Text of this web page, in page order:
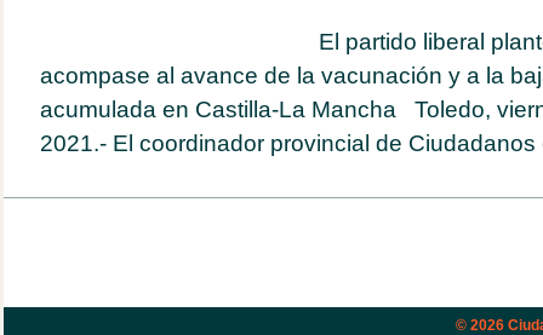
El partido liberal
acompase al avance de la vacunación y a la
acumulada en Castilla-La Mancha Toledo,
2021.- El coordinador provincial de Ciudadanos
© 2026